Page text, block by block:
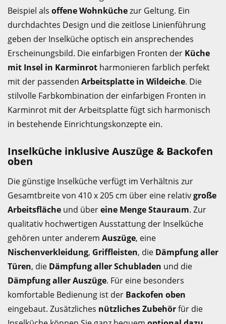
Beispiel als offene Wohnküchezur Geltung. Ein
durchdachtes Design und die zeitlose Linienführung
geben der Inselküche optisch ein ansprechendes
Erscheinungsbild. Die einfarbigen Fronten der Küche
mit Insel in Karminrot harmonieren farblich perfekt
mit der passenden Arbeitsplatte in Wildeiche. Die
stilvolle Farbkombination der einfarbigen Fronten in
Karminrot mit der Arbeitsplatte fügt sich harmonisch
in bestehende Einrichtungskonzepte ein.
Inselküche inklusive Auszüge & Backofen
oben
Die günstige Inselküche verfügt im Verhältnis zur
Gesamtbreite von 410 x 205 cm über eine relativgroße
Arbeitsfläche und übereine Menge Stauraum. Zur
qualitativ hochwertigen Ausstattung der Inselküche
gehören unter anderem Auszüge, eine
Nischenverkleidung, Griffleisten, die Dämpfung aller
Türen, die Dämpfung aller Schubladen und die
Dämpfung aller Auszüge. Für eine besonders
komfortable Bedienung ist der Backofen oben
eingebaut. Zusätzliches nützliches Zubehörfür die